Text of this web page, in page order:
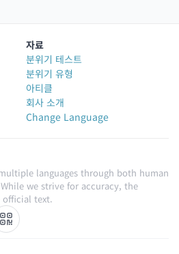
자료
분위기 테스트
분위기 유형
아티클
회사 소개
Change Language
languages through both human
we strive for accuracy, the
official text.